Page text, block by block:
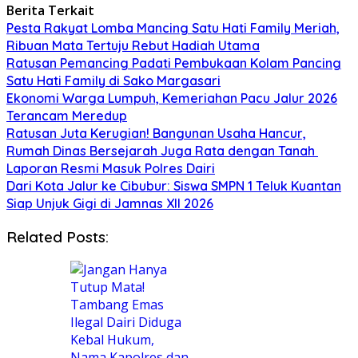
Berita Terkait
Pesta Rakyat Lomba Mancing Satu Hati Family Meriah,
Ribuan Mata Tertuju Rebut Hadiah Utama
Ratusan Pemancing Padati Pembukaan Kolam Pancing
Satu Hati Family di Sako Margasari
Ekonomi Warga Lumpuh, Kemeriahan Pacu Jalur 2026
Terancam Meredup
Ratusan Juta Kerugian! Bangunan Usaha Hancur,
Rumah Dinas Bersejarah Juga Rata dengan Tanah
Laporan Resmi Masuk Polres Dairi
Dari Kota Jalur ke Cibubur: Siswa SMPN 1 Teluk Kuantan
Siap Unjuk Gigi di Jamnas XII 2026
Related Posts: